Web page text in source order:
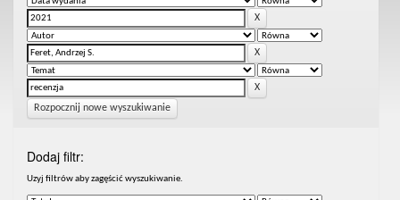
Rozpocznij nowe wyszukiwanie
Dodaj filtr:
Uzyj filtrów aby zagęścić wyszukiwanie.